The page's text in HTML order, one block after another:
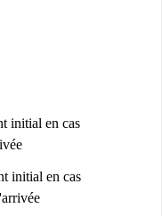
initial en cas
initial en cas